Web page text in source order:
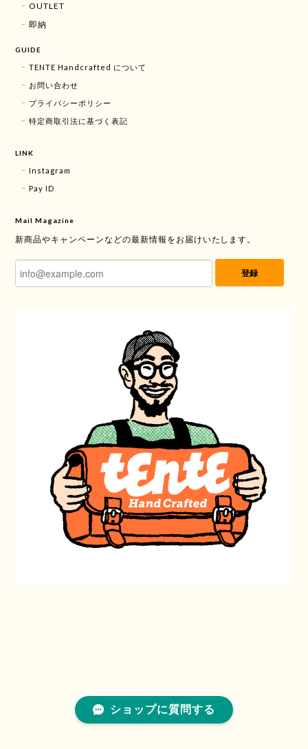
OUTLET
即納
GUIDE
TENTE Handcrafted について
お問い合わせ
プライバシーポリシー
特定商取引法に基づく表記
LINK
Instagram
Pay ID
Mail Magazine
新商品やキャンペーンなどの最新情報をお届けいたします。
登録
ショップに質問する